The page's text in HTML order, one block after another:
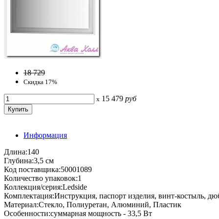
18 729
Скидка 17%
x 15 479 руб
Информация
Длина:140
Глубина:3,5 см
Код поставщика:50001089
Количество упаковок:1
Коллекция/серия:Ledside
Комплектация:Инструкция, паспорт изделия, винт-костыль,
Материал:Стекло, Полиуретан, Алюминий, Пластик
Особенности:суммарная мощность - 33,5 Вт